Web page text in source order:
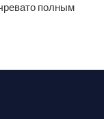
полным